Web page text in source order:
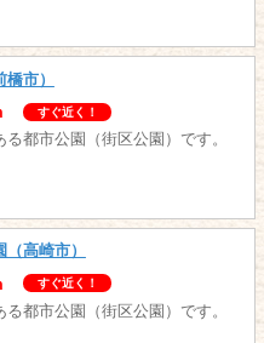
市）
すぐ近く！
都市公園（街区公園）です。
高崎市）
すぐ近く！
都市公園（街区公園）です。